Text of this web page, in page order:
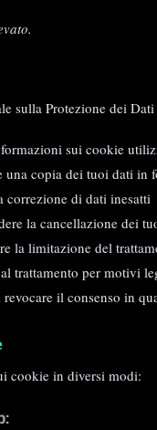
sulla Protezione dei
sui cookie
una copia dei tuoi dati in
correzione di dati inesatti
la cancellazione dei
la limitazione del
trattamento per motivi
revocare il consenso in
cookie in diversi modi: